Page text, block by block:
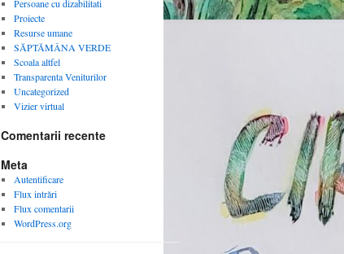
Persoane cu dizabilitati
Proiecte
Resurse umane
SĂPTĂMÂNA VERDE
Scoala altfel
Transparenta Veniturilor
Uncategorized
Vizier virtual
Comentarii recente
Meta
Autentificare
Flux intrări
Flux comentarii
WordPress.org